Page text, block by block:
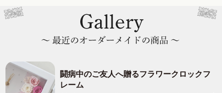
闘病中のご友人へ贈るフラワークロックフ
レーム